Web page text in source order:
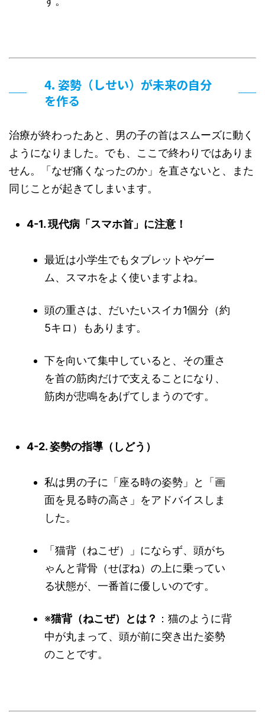
4. 姿勢（しせい）が未来の自分
を作る
治療が終わったあと、男の子の首はスムーズに動く
ようになりました。でも、ここで終わりではありま
せん。「なぜ痛くなったのか」を直さないと、また
同じことが起きてしまいます。
4-1. 現代病「スマホ首」に注意！
最近は小学生でもタブレットやゲー
ム、スマホをよく使いますよね。
頭の重さは、だいたいスイカ1個分（約
5キロ）もあります。
下を向いて集中していると、その重さ
を首の筋肉だけで支えることになり、
筋肉が悲鳴をあげてしまうのです。
4-2. 姿勢の指導（しどう）
私は男の子に「座る時の姿勢」と「画
面を見る時の高さ」をアドバイスしま
した。
「猫背（ねこぜ）」にならず、頭がち
ゃんと背骨（せぼね）の上に乗ってい
る状態が、一番首に優しいのです。
※猫背（ねこぜ）とは？ ：猫のように背
中が丸まって、頭が前に突き出た姿勢
のことです。